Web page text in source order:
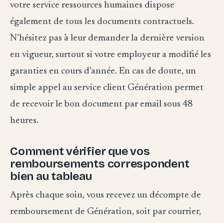
votre service ressources humaines dispose
également de tous les documents contractuels.
N’hésitez pas à leur demander la dernière version
en vigueur, surtout si votre employeur a modifié les
garanties en cours d’année. En cas de doute, un
simple appel au service client Génération permet
de recevoir le bon document par email sous 48
heures.
Comment vérifier que vos
remboursements correspondent
bien au tableau
Après chaque soin, vous recevez un décompte de
remboursement de Génération, soit par courrier,